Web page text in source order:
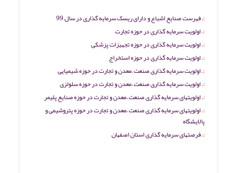
فهرست صنایع اشباع و دارای ریسک سرمایه گذاری در سال 99
اولویت سرمایه گذاری در حوزه تجارت
اولویت سرمایه گذاری در حوزه تجهیزات پزشکی
اولویت سرمایه گذاری در حوزه استخراج
اولویت سرمایه گذاری صنعت ،معدن و تجارت در حوزه شیمیایی
اولویت سرمایه گذاری صنعت ،معدن و تجارت در حوزه سلولزی
اولویتهای سرمایه گذاری صنعت ،معدن و تجارت در حوزه صنایع پلیمر
اولویتهای سرمایه گذاری صنعت ،معدن و تجارت در حوزه پتروشیمی و
پالایشگاه
فرصتهای سرمایه گذاری استان اصفهان